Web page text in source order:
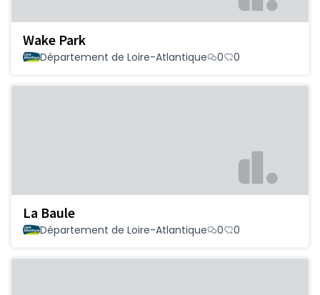
Wake Park
Département de Loire-Atlantique 0 0
La Baule
Département de Loire-Atlantique 0 0